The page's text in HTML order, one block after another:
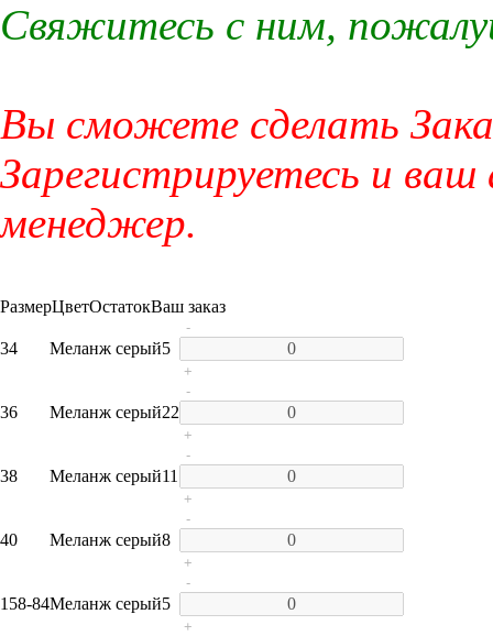
Свяжитесь с ним,
Вы сможете сделать
Зарегистрируетесь и
менеджер.
РазмерЦветОстатокВаш заказ
34 Меланж серый5
-
+
36 Меланж серый22
-
+
38 Меланж серый11
-
+
40 Меланж серый8
-
+
158-84Меланж серый5
-
+